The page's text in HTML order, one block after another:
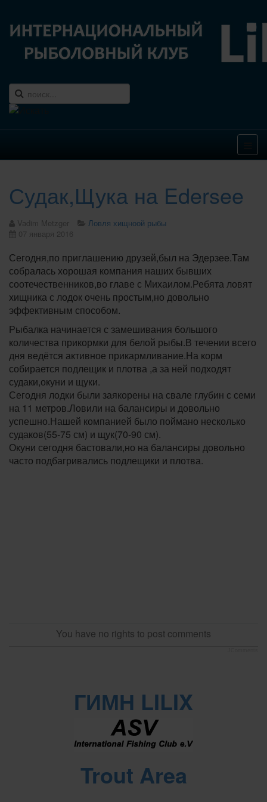
Судак,Щука на Edersee
Vadim Metzger
Ловля хищноой рыбы
07 января 2016
Сегодня,по приглашению друзей,был на Эдерзее.Там
собралась хорошая компания наших бывших
соотечественников,во главе с Михаилом.Ребята ловят
хищника с лодок очень простым,но довольно
эффективным способом.
Рыбалка начинается с замешивания большого
количества прикормки для белой рыбы.В течении всего
дня ведётся активное прикармливание.На корм
собирается подлещик и плотва ,а за ней подходят
судаки,окуни и щуки.
Сегодня лодки были заякорены на свале глубин с семи
на 11 метров.Ловили на балансиры и довольно
успешно.Нашей компанией было поймано несколько
судаков(55-75 см) и щук(70-90 см).
Окуни сегодня бастовали,но на балансиры довольно
часто подбагривались подлещики и плотва.
You have no rights to post comments
ГИМН LILIX
Trout Area